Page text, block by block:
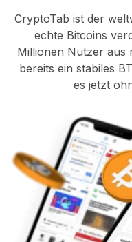
CryptoTab ist der
echte Bitcoins
Millionen Nutzer aus
bereits ein stabiles
es jetzt